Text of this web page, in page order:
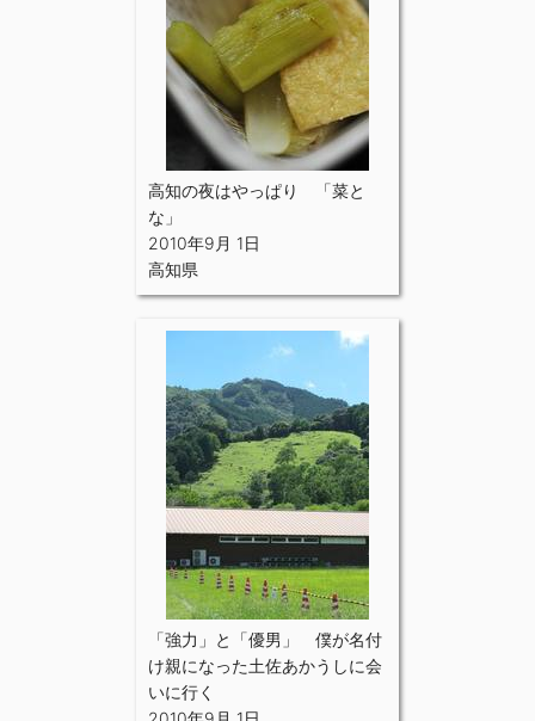
高知の夜はやっぱり 「菜と
な」
2010年9月 1日
高知県
「強力」と「優男」 僕が名付
け親になった土佐あかうしに会
いに行く